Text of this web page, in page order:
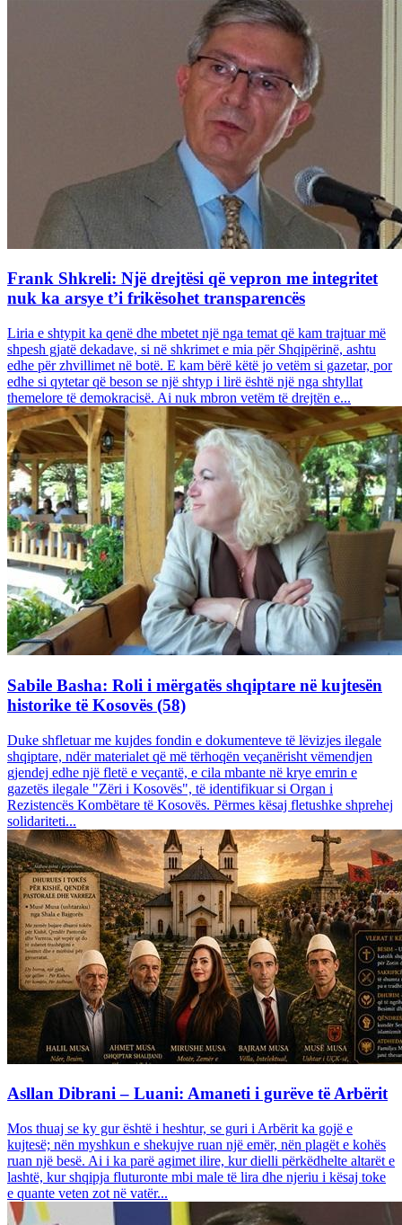
Frank Shkreli: Një drejtësi që vepron me integritet
nuk ka arsye t’i frikësohet transparencës
Liria e shtypit ka qenë dhe mbetet një nga temat që kam trajtuar më
shpesh gjatë dekadave, si në shkrimet e mia për Shqipërinë, ashtu
edhe për zhvillimet në botë. E kam bërë këtë jo vetëm si gazetar, por
edhe si qytetar që beson se një shtyp i lirë është një nga shtyllat
themelore të demokracisë. Ai nuk mbron vetëm të drejtën e...
Sabile Basha: Roli i mërgatës shqiptare në kujtesën
historike të Kosovës (58)
Duke shfletuar me kujdes fondin e dokumenteve të lëvizjes ilegale
shqiptare, ndër materialet që më tërhoqën veçanërisht vëmendjen
gjendej edhe një fletë e veçantë, e cila mbante në krye emrin e
gazetës ilegale "Zëri i Kosovës", të identifikuar si Organ i
Rezistencës Kombëtare të Kosovës. Përmes kësaj fletushke shprehej
solidariteti...
Asllan Dibrani – Luani: Amaneti i gurëve të Arbërit
Mos thuaj se ky gur është i heshtur, se guri i Arbërit ka gojë e
kujtesë; nën myshkun e shekujve ruan një emër, nën plagët e kohës
ruan një besë. Ai i ka parë agimet ilire, kur dielli përkëdhelte altarët e
lashtë, kur shqipja fluturonte mbi male të lira dhe njeriu i kësaj toke
e quante veten zot në vatër...